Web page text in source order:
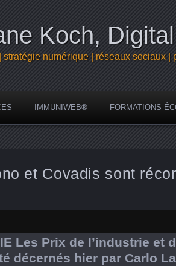
Koch,
stratégie numérique | réseaux sociaux
IMMUNIWEB® FORMATIONS
et Covadis sont
Les Prix de l’industrie et
décernés hier par Carlo